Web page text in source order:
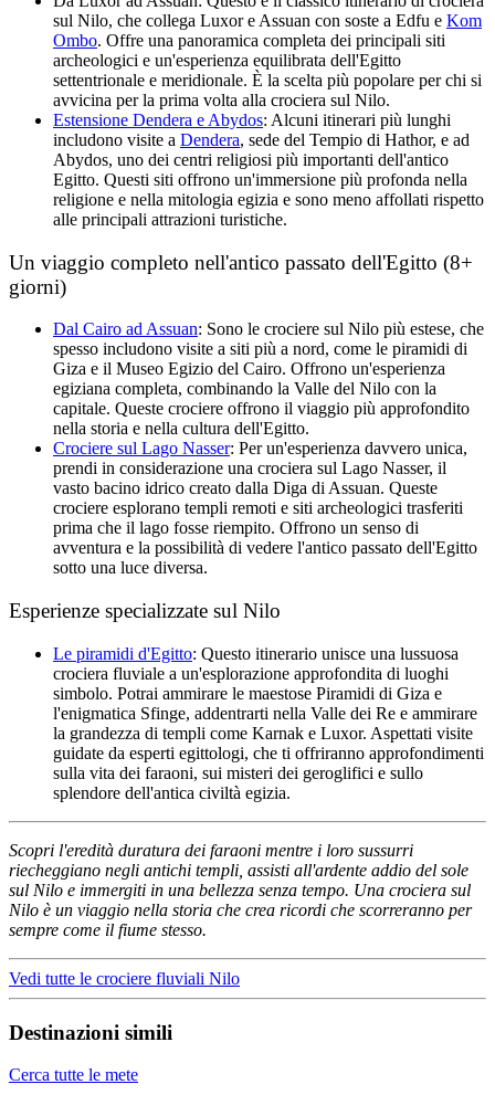
sul Nilo, che collega Luxor e Assuan con soste a Edfu e Kom
Ombo. Offre una panoramica completa dei principali siti
archeologici e un'esperienza equilibrata dell'Egitto
settentrionale e meridionale. È la scelta più popolare per chi si
avvicina per la prima volta alla crociera sul Nilo.
Estensione Dendera e Abydos: Alcuni itinerari più lunghi
includono visite a Dendera, sede del Tempio di Hathor, e ad
Abydos, uno dei centri religiosi più importanti dell'antico
Egitto. Questi siti offrono un'immersione più profonda nella
religione e nella mitologia egizia e sono meno affollati rispetto
alle principali attrazioni turistiche.
Un viaggio completo nell'antico passato dell'Egitto (8+
giorni)
Dal Cairo ad Assuan: Sono le crociere sul Nilo più estese, che
spesso includono visite a siti più a nord, come le piramidi di
Giza e il Museo Egizio del Cairo. Offrono un'esperienza
egiziana completa, combinando la Valle del Nilo con la
capitale. Queste crociere offrono il viaggio più approfondito
nella storia e nella cultura dell'Egitto.
Crociere sul Lago Nasser: Per un'esperienza davvero unica,
prendi in considerazione una crociera sul Lago Nasser, il
vasto bacino idrico creato dalla Diga di Assuan. Queste
crociere esplorano templi remoti e siti archeologici trasferiti
prima che il lago fosse riempito. Offrono un senso di
avventura e la possibilità di vedere l'antico passato dell'Egitto
sotto una luce diversa.
Esperienze specializzate sul Nilo
Le piramidi d'Egitto: Questo itinerario unisce una lussuosa
crociera fluviale a un'esplorazione approfondita di luoghi
simbolo. Potrai ammirare le maestose Piramidi di Giza e
l'enigmatica Sfinge, addentrarti nella Valle dei Re e ammirare
la grandezza di templi come Karnak e Luxor. Aspettati visite
guidate da esperti egittologi, che ti offriranno approfondimenti
sulla vita dei faraoni, sui misteri dei geroglifici e sullo
splendore dell'antica civiltà egizia.
Scopri l'eredità duratura dei faraoni mentre i loro sussurri
riecheggiano negli antichi templi, assisti all'ardente addio del sole
sul Nilo e immergiti in una bellezza senza tempo. Una crociera sul
Nilo è un viaggio nella storia che crea ricordi che scorreranno per
sempre come il fiume stesso.
Vedi tutte le crociere fluviali Nilo
Destinazioni simili
Cerca tutte le mete